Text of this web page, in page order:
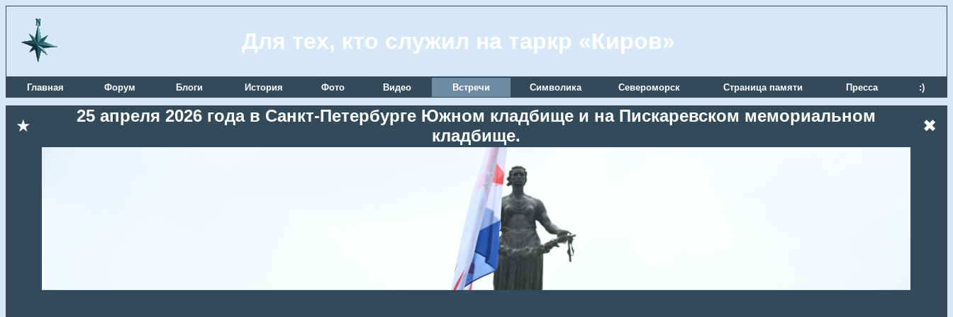
Для тех, кто служил на таркр «Киров»
Главная Форум Блоги История Фото Видео Встречи Символика Североморск Страница памяти Пресса :)
★
25 апреля 2026 года в Санкт-Петербурге Южном кладбище и на Пискаревском мемориальном
кладбище.
✖